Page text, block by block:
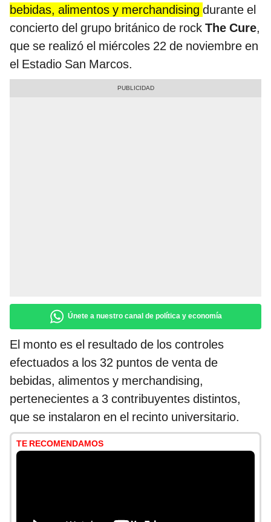
bebidas, alimentos y merchandising durante el
concierto del grupo británico de rock The Cure,
que se realizó el miércoles 22 de noviembre en
el Estadio San Marcos.
Únete a nuestro canal de política y economía
El monto es el resultado de los controles
efectuados a los 32 puntos de venta de
bebidas, alimentos y merchandising,
pertenecientes a 3 contribuyentes distintos,
que se instalaron en el recinto universitario.
TE RECOMENDAMOS